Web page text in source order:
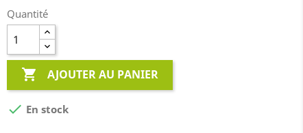
Quantité
 AJOUTER AU PANIER
 En stock